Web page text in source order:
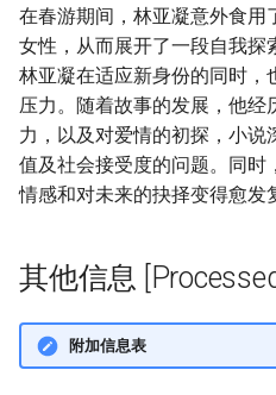
在春游期间，林亚凝意外食用
女性，从而展开了一段自我探
林亚凝在适应新身份的同时，
压力。随着故事的发展，他经
力，以及对爱情的初探，小说
值及社会接受度的问题。同时
情感和对未来的抉择变得愈发
其他信息
附加信息表